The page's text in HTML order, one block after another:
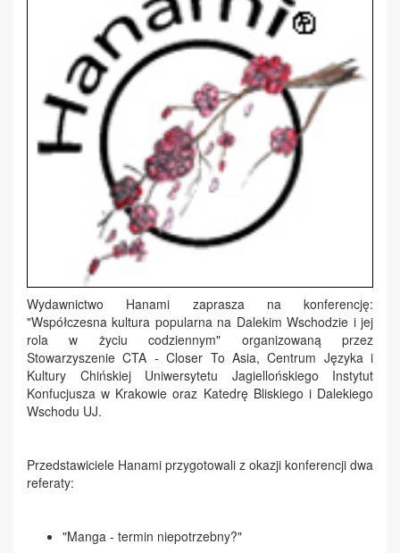
Wydawnictwo Hanami zaprasza na konferencję:
"Współczesna kultura popularna na Dalekim Wschodzie i jej
rola w życiu codziennym" organizowaną przez
Stowarzyszenie CTA - Closer To Asia, Centrum Języka i
Kultury Chińskiej Uniwersytetu Jagiellońskiego Instytut
Konfucjusza w Krakowie oraz Katedrę Bliskiego i Dalekiego
Wschodu UJ.
Przedstawiciele Hanami przygotowali z okazji konferencji dwa
referaty:
"Manga - termin niepotrzebny?"